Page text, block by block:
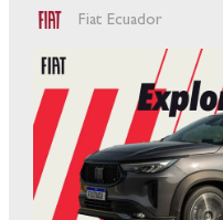
Fiat Ecuador